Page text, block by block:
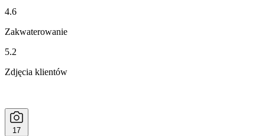
4.6
Zakwaterowanie
5.2
Zdjęcia klientów
17